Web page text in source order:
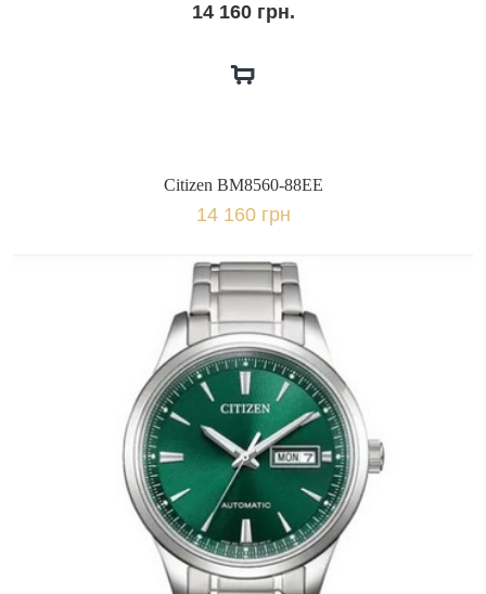
14 160 грн.
Citizen BM8560-88EE
14 160 грн